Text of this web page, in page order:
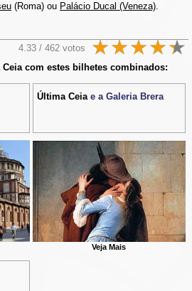
(Roma) ou Palácio Ducal (Veneza).
4.33 / 462 votos
com estes bilhetes combinados:
Última Ceia e a Galeria Brera
Veja Mais